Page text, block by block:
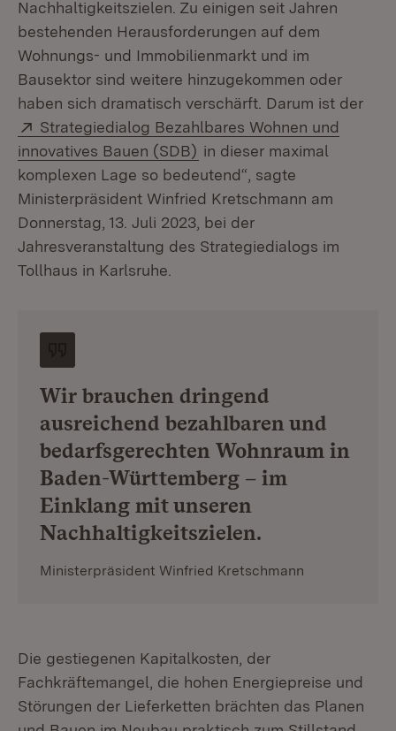
Nachhaltigkeitszielen. Zu einigen seit Jahren
bestehenden Herausforderungen auf dem
Wohnungs- und Immobilienmarkt und im
Bausektor sind weitere hinzugekommen oder
haben sich dramatisch verschärft. Darum ist der
Extern:
Strategiedialog Bezahlbares Wohnen und
innovatives Bauen (SDB) (Öffnet in neuem Fenster)
in dieser maximal
komplexen Lage so bedeutend“, sagte
Ministerpräsident Winfried Kretschmann am
Donnerstag, 13. Juli 2023, bei der
Jahresveranstaltung des Strategiedialogs im
Tollhaus in Karlsruhe.
Wir brauchen dringend
ausreichend bezahlbaren und
bedarfsgerechten Wohnraum in
Baden-Württemberg – im
Einklang mit unseren
Nachhaltigkeitszielen.
Ministerpräsident Winfried Kretschmann
Die gestiegenen Kapitalkosten, der
Fachkräftemangel, die hohen Energiepreise und
Störungen der Lieferketten brächten das Planen